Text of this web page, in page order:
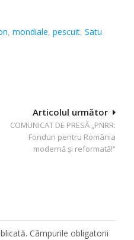
,mondiale,pescuit,Satu
Articolul următor
COMUNICAT DE PRESĂ „PNRR:
Fonduri pentru România
modernă și reformată!“
Câmpurile obligatorii